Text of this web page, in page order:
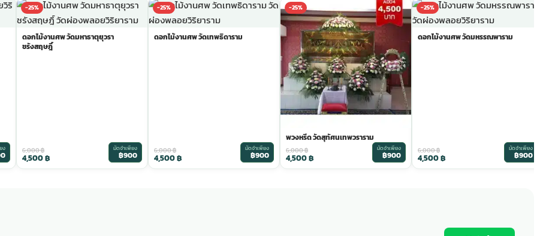
ง
-25%
ดอกไม้งานศพ วัดมหาธาตุยุวรา
ชรังสฤษฎิ์
6,000฿
4,500฿
มัดจำเพียง
฿900
-25%
ดอกไม้งานศพ วัดเทพธิดาราม
6,000฿
4,500฿
มัดจำเพียง
฿900
-25%
พวงหรีด วัดสุทัศนเทพวราราม
6,000฿
4,500฿
มัดจำเพียง
฿900
-25%
ดอกไม้งานศพ วัดมหรรณพาราม
6,000฿
4,500฿
มัดจำเพียง
฿900